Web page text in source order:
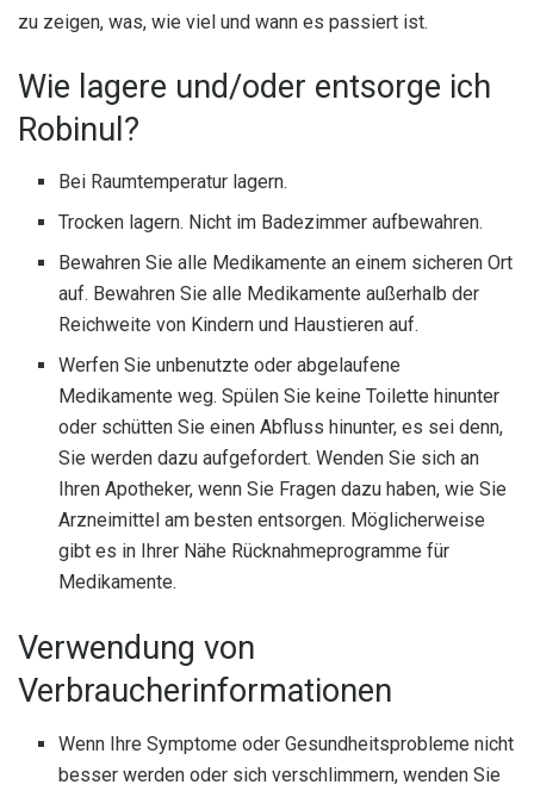
zu zeigen, was, wie viel und wann es passiert ist.
Wie lagere und/oder entsorge ich
Robinul?
Bei Raumtemperatur lagern.
Trocken lagern. Nicht im Badezimmer aufbewahren.
Bewahren Sie alle Medikamente an einem sicheren Ort
auf. Bewahren Sie alle Medikamente außerhalb der
Reichweite von Kindern und Haustieren auf.
Werfen Sie unbenutzte oder abgelaufene
Medikamente weg. Spülen Sie keine Toilette hinunter
oder schütten Sie einen Abfluss hinunter, es sei denn,
Sie werden dazu aufgefordert. Wenden Sie sich an
Ihren Apotheker, wenn Sie Fragen dazu haben, wie Sie
Arzneimittel am besten entsorgen. Möglicherweise
gibt es in Ihrer Nähe Rücknahmeprogramme für
Medikamente.
Verwendung von
Verbraucherinformationen
Wenn Ihre Symptome oder Gesundheitsprobleme nicht
besser werden oder sich verschlimmern, wenden Sie